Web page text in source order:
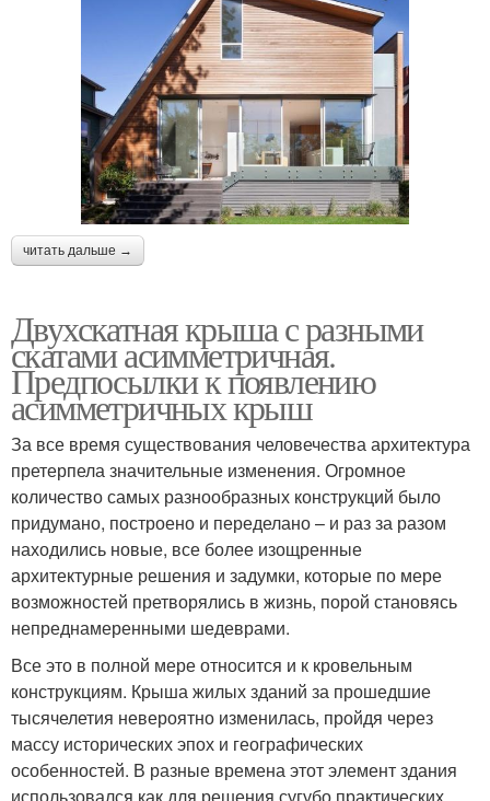
читать дальше →
Двухскатная крыша с разными
скатами асимметричная.
Предпосылки к появлению
асимметричных крыш
За все время существования человечества архитектура
претерпела значительные изменения. Огромное
количество самых разнообразных конструкций было
придумано, построено и переделано – и раз за разом
находились новые, все более изощренные
архитектурные решения и задумки, которые по мере
возможностей претворялись в жизнь, порой становясь
непреднамеренными шедеврами.
Все это в полной мере относится и к кровельным
конструкциям. Крыша жилых зданий за прошедшие
тысячелетия невероятно изменилась, пройдя через
массу исторических эпох и географических
особенностей. В разные времена этот элемент здания
использовался как для решения сугубо практических